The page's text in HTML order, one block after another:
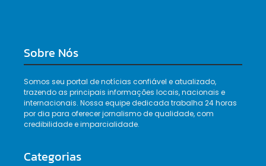
Sobre Nós
Somos seu portal de notícias confiável e atualizado,
trazendo as principais informações locais, nacionais e
internacionais. Nossa equipe dedicada trabalha 24 horas
por dia para oferecer jornalismo de qualidade, com
credibilidade e imparcialidade.
Categorias